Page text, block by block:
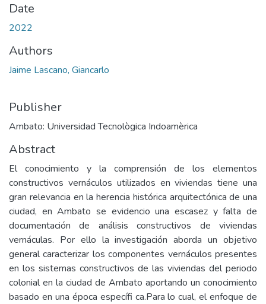
Date
2022
Authors
Jaime Lascano, Giancarlo
Publisher
Ambato: Universidad Tecnològica Indoamèrica
Abstract
El conocimiento y la comprensión de los elementos
constructivos vernáculos utilizados en viviendas tiene una
gran relevancia en la herencia histórica arquitectónica de una
ciudad, en Ambato se evidencio una escasez y falta de
documentación de análisis constructivos de viviendas
vernáculas. Por ello la investigación aborda un objetivo
general caracterizar los componentes vernáculos presentes
en los sistemas constructivos de las viviendas del periodo
colonial en la ciudad de Ambato aportando un conocimiento
basado en una época específi ca.Para lo cual, el enfoque de